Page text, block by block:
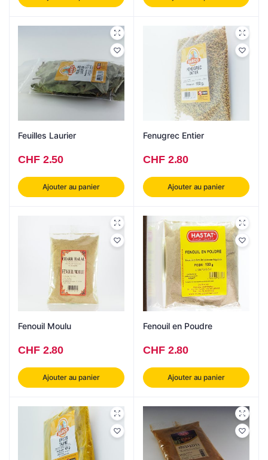
Feuilles Laurier
CHF2.50
Ajouter au panier
Fenugrec Entier
CHF2.80
Ajouter au panier
Fenouil Moulu
CHF2.80
Ajouter au panier
Fenouil en Poudre
CHF2.80
Ajouter au panier